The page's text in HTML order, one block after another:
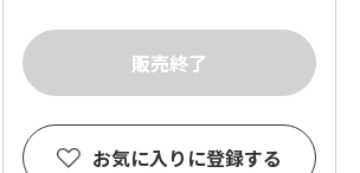
お気に入りに登録する